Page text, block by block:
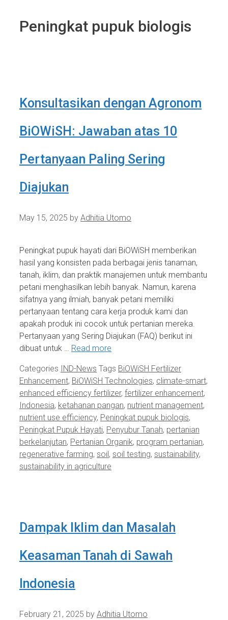
Peningkat pupuk biologis
Konsultasikan dengan Agronom
BiOWiSH: Jawaban atas 10
Pertanyaan Paling Sering
Diajukan
May 15, 2025 by Adhitia Utomo
Peningkat pupuk hayati dari BiOWiSH memberikan
hasil yang konsisten pada berbagai jenis tanaman,
tanah, iklim, dan praktik manajemen untuk membantu
petani menghasilkan lebih banyak. Namun, karena
sifatnya yang ilmiah, banyak petani memiliki
pertanyaan tentang cara kerja produk kami dan
apakah produk ini cocok untuk pertanian mereka.
Pertanyaan yang Sering Diajukan (FAQ) berikut ini
dibuat untuk … Read more
Categories IND-News Tags BiOWiSH Fertilizer
Enhancement, BiOWiSH Technologies, climate-smart,
enhanced efficiency fertilizer, fertilizer enhancement,
Indonesia, ketahanan pangan, nutrient management,
nutrient use efficiency, Peningkat pupuk biologis,
Peningkat Pupuk Hayati, Penyubur Tanah, pertanian
berkelanjutan, Pertanian Organik, program pertanian,
regenerative farming, soil, soil testing, sustainability,
sustainability in agriculture
Dampak Iklim dan Masalah
Keasaman Tanah di Sawah
Indonesia
February 21, 2025 by Adhitia Utomo